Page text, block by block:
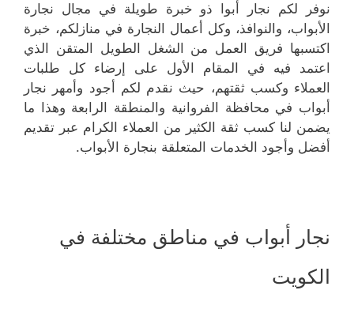
نوفر لكم نجار أبوا ذو خبرة طويلة في مجال نجارة
الأبواب، والنوافذ، وكل أعمال النجارة في منازلكم، خبرة
اكتسبها فريق العمل من الشغل الطويل المتقن الذي
اعتمد فيه في المقام الأول على إرضاء كل طلبات
العملاء وكسب ثقتهم، حيث نقدم لكم أجود وأمهر نجار
أبواب في محافظة الفروانية والمنطقة الرابعة وهذا ما
يضمن لنا كسب ثقة الكثير من العملاء الكرام عبر تقديم
أفضل وأجود الخدمات المتعلقة بنجارة الأبواب.
نجار أبواب في مناطق مختلفة في
الكويت